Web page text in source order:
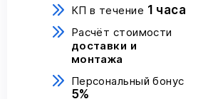
КП в течение 1 часа
Расчёт стоимости
доставки и
монтажа
Персональный бонус
5%